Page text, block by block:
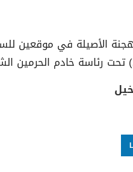
الأصيلة في موقعين